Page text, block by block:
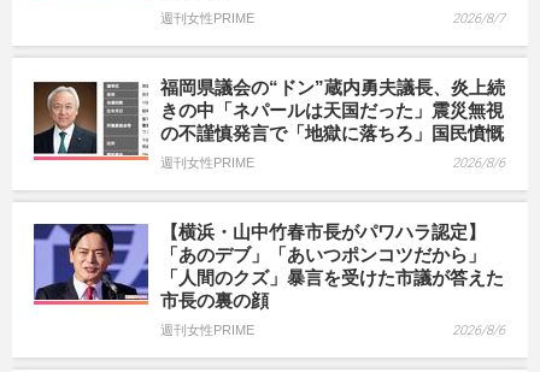
週刊女性PRIME 2026/8/7
福岡県議会の“ドン”蔵内勇夫議長、炎上続
きの中「ネパールは天国だった」震災無視
の不謹慎発言で「地獄に落ちろ」国民憤慨
週刊女性PRIME 2026/8/6
【横浜・山中竹春市長がパワハラ認定】
「あのデブ」「あいつポンコツだから」
「人間のクズ」暴言を受けた市議が答えた
市長の裏の顔
週刊女性PRIME 2026/8/6